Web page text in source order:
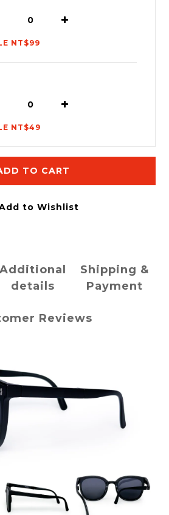
NT$99
NT$49
TO CART
to Wishlist
Additional
details
Shipping &
Payment
Reviews